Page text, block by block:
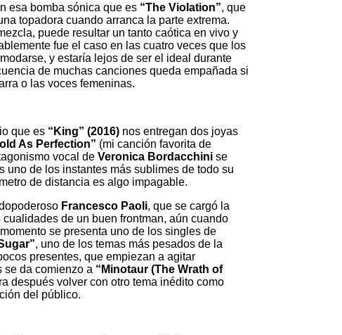
esa bomba sónica que es “The Violation”, que
topadora cuando arranca la parte extrema.
puede resultar un tanto caótica en vivo y
fue el caso en las cuatro veces que los
y estaría lejos de ser el ideal durante
de muchas canciones queda empañada si
o las voces femeninas.
que es “King” (2016) nos entregan dos joyas
As Perfection” (mi canción favorita de
vocal de Veronica Bordacchini se
uno de los instantes más sublimes de todo su
de distancia es algo impagable.
Francesco Paoli, que se cargó la
de un buen frontman, aún cuando
se presenta uno de los singles de
, uno de los temas más pesados de la
presentes, que empiezan a agitar
se da comienzo a “Minotaur (The Wrath of
después volver con otro tema inédito como
del público.